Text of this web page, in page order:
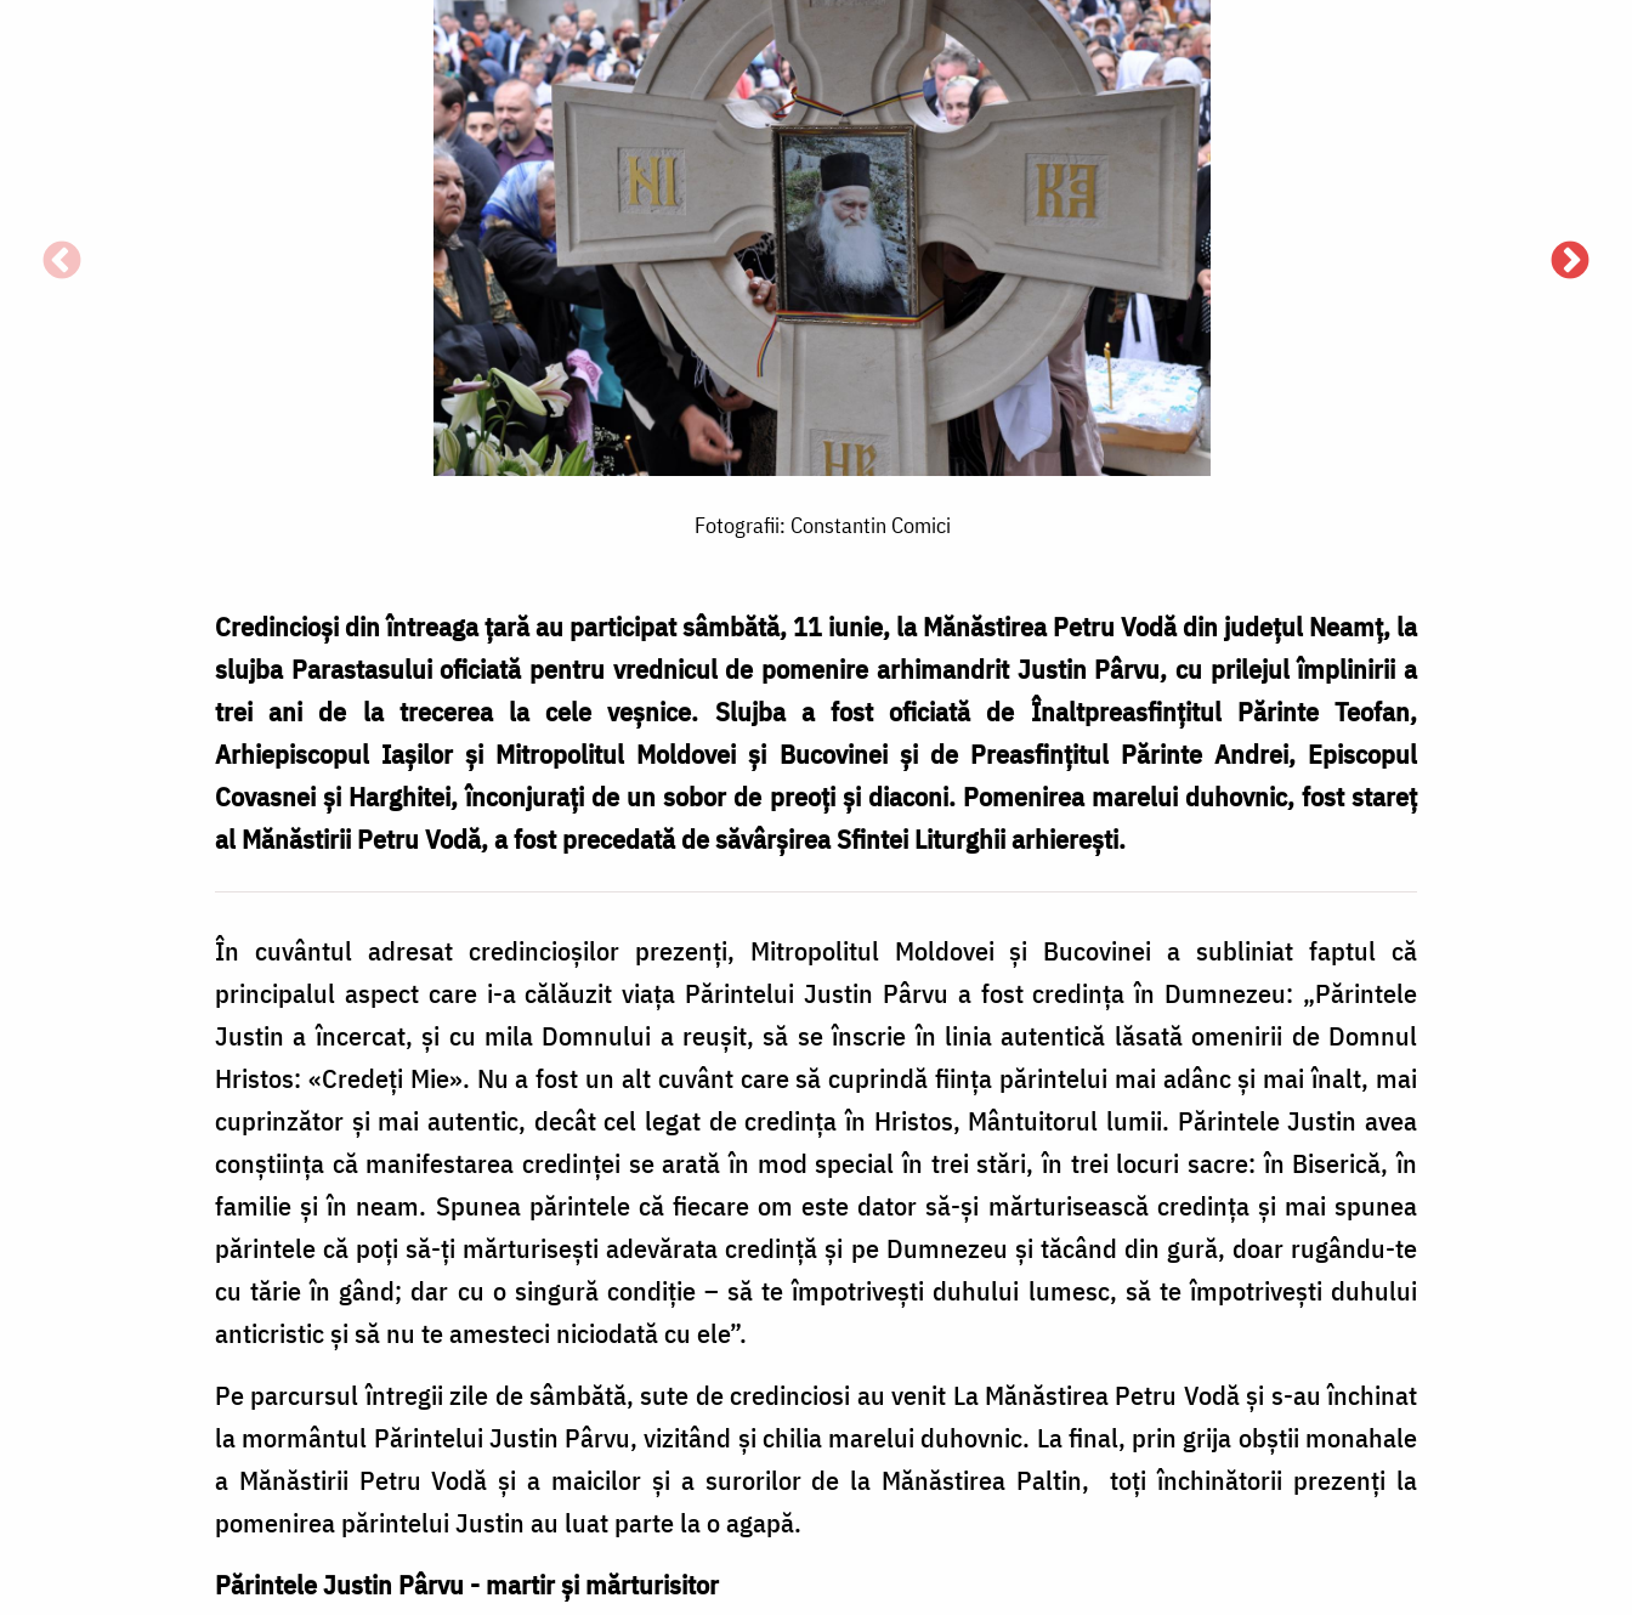
Fotografii: Constantin Comici
Credincioși din întreaga țară au participat sâmbătă, 11 iunie, la Mănăstirea Petru Vodă din judeţul Neamţ, la
slujba Parastasului oficiată pentru vrednicul de pomenire arhimandrit Justin Pârvu, cu prilejul împlinirii a
trei ani de la trecerea la cele veșnice. Slujba a fost oficiată de Înaltpreasfinţitul Părinte Teofan,
Arhiepiscopul Iaşilor şi Mitropolitul Moldovei şi Bucovinei și de Preasfințitul Părinte Andrei, Episcopul
Covasnei și Harghitei, înconjurați de un sobor de preoți și diaconi. Pomenirea marelui duhovnic, fost stareţ
al Mănăstirii Petru Vodă, a fost precedată de săvârşirea Sfintei Liturghii arhierești.
În cuvântul adresat credincioșilor prezenți, Mitropolitul Moldovei și Bucovinei a subliniat faptul că
principalul aspect care i-a călăuzit viața Părintelui Justin Pârvu a fost credința în Dumnezeu: „Părintele
Justin a încercat, și cu mila Domnului a reușit, să se înscrie în linia autentică lăsată omenirii de Domnul
Hristos: «Credeți Mie». Nu a fost un alt cuvânt care să cuprindă ființa părintelui mai adânc și mai înalt, mai
cuprinzător și mai autentic, decât cel legat de credința în Hristos, Mântuitorul lumii. Părintele Justin avea
conștiința că manifestarea credinței se arată în mod special în trei stări, în trei locuri sacre: în Biserică, în
familie și în neam. Spunea părintele că fiecare om este dator să-și mărturisească credința și mai spunea
părintele că poți să-ți mărturisești adevărata credință și pe Dumnezeu și tăcând din gură, doar rugându-te
cu tărie în gând; dar cu o singură condiție – să te împotrivești duhului lumesc, să te împotrivești duhului
anticristic și să nu te amesteci niciodată cu ele”.
Pe parcursul întregii zile de sâmbătă, sute de credinciosi au venit La Mănăstirea Petru Vodă și s-au închinat
la mormântul Părintelui Justin Pârvu, vizitând și chilia marelui duhovnic. La final, prin grija obștii monahale
a Mănăstirii Petru Vodă și a maicilor şi a surorilor de la Mănăstirea Paltin, toţi închinătorii prezenţi la
pomenirea părintelui Justin au luat parte la o agapă.
Părintele Justin Pârvu - martir și mărturisitor